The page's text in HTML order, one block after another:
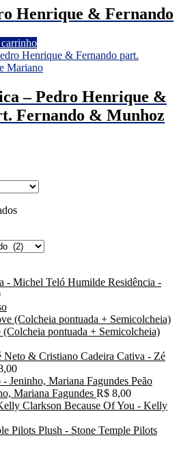
Henrique & Fernando
– Pedro Henrique &
Fernando & Munhoz
Classificado
recente
Humilde Residência -
pontuada + Semicolcheia)
Cadeira Cativa - Zé
Peão
Mariana Fagundes R$ 8,00
Because Of You - Kelly
Plush - Stone Temple Pilots